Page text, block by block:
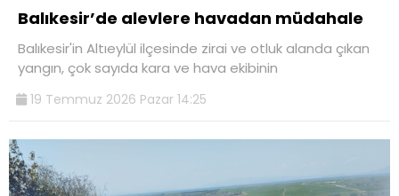
Balıkesir’de alevlere havadan müdahale
Balıkesir'in Altıeylül ilçesinde zirai ve otluk alanda çıkan
yangın, çok sayıda kara ve hava ekibinin
19 Temmuz 2026 Pazar 14:25